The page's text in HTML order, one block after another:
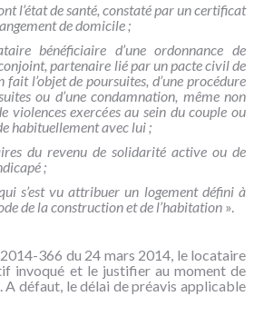
l’état de santé, constaté par un certificat
de domicile ;
bénéficiaire d’une ordonnance de
partenaire lié par un pacte civil de
l’objet de poursuites, d’une procédure
ou d’une condamnation, même non
violences exercées au sein du couple ou
habituellement avec lui ;
du revenu de solidarité active ou de
;
s’est vu attribuer un logement défini à
de la construction et de l’habitation ».
366 du 24 mars 2014, le locataire
invoqué et le justifier au moment de
A défaut, le délai de préavis applicable